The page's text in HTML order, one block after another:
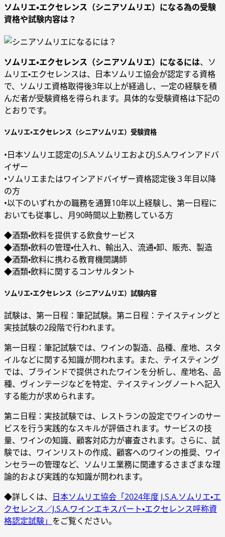
ソムリエ・エクセレンス（シニアソムリエ）になる為の受験
資格や試験内容は？
ソムリエ・エクセレンス（シニアソムリエ）になるには、ソ
ムリエ・エクセレンスは、日本ソムリエ協会が認定する資格
で、ソムリエ資格取得後3年以上が経過し、一定の経験を積
んだ者が受験資格を得られます。具体的な受験資格は下記の
とおりです。
ソムリエ・エクセレンス（シニアソムリエ）受験資格
•日本ソムリエ認定のJ.S.A.ソムリエおよびJ.S.A.ワインアドバ
イザー
•ソムリエまたはワインアドバイザー資格認定後３年目以降
の方
•以下のいずれかの職務を通算10年以上経験し、第一日程に
おいても従事し、月90時間以上勤務している方
◆酒類・飲料を提供する飲食サービス
◆酒類・飲料の管理・仕入れ、輸出入、流通・卸、販売、製造
◆酒類・飲料に携わる教育機関講師
◆酒類・飲料に関するコンサルタント
ソムリエ・エクセレンス（シニアソムリエ）試験内容
試験は、第一日程：筆記試験。第ニ日程：テイスティングと
実技試験の2段階で行われます。
第一日程：筆記試験では、ワインの製造、品種、産地、スタ
イルなどに関する知識が問われます。また、テイスティング
では、ブラインドで提供されたワインを分析し、産地名、品
種、ヴィンテージなどを特定、テイスティングノートへ記入
する能力が求められます。
第ニ日程：実技試験では、レストランの設定でワインのサー
ビスを行う実践的なスキルが評価されます。サービスの技
量、ワインの知識、顧客対応力が審査されます。さらに、試
験では、ワインリストの作成、顧客へのワインの推奨、ワイ
ンセラーの管理など、ソムリエ業務に関連するさまざまな理
論的および実践的な知識が問われます。
◆詳しくは、 日本ソムリエ協会「2024年度 J.S.A.ソムリエ・エ
クセレンス／J.S.A.ワインエキスパート・エクセレンス呼称資
格認定試験」 をご覧ください。